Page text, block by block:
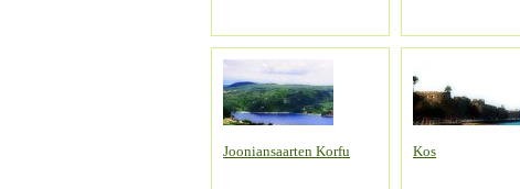
Jooniansaarten Korfu Kos